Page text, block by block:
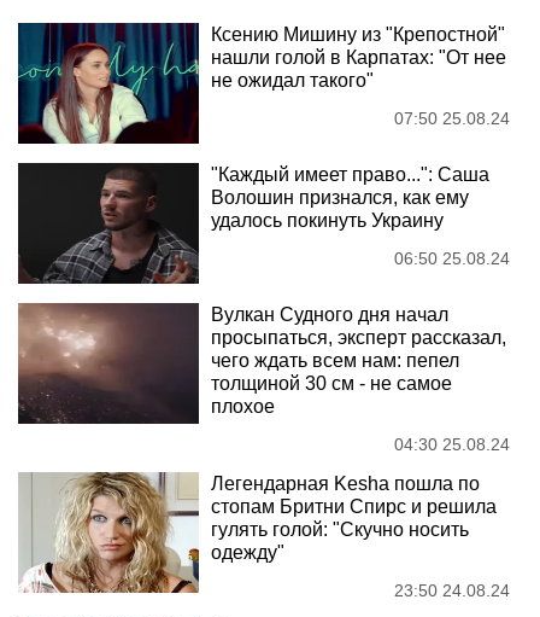
Ксению Мишину из "Крепостной"
нашли голой в Карпатах: "От нее
не ожидал такого"
07:50 25.08.24
"Каждый имеет право...": Саша
Волошин признался, как ему
удалось покинуть Украину
06:50 25.08.24
Вулкан Судного дня начал
просыпаться, эксперт рассказал,
чего ждать всем нам: пепел
толщиной 30 см - не самое
плохое
04:30 25.08.24
Легендарная Kesha пошла по
стопам Бритни Спирс и решила
гулять голой: "Скучно носить
одежду"
23:50 24.08.24